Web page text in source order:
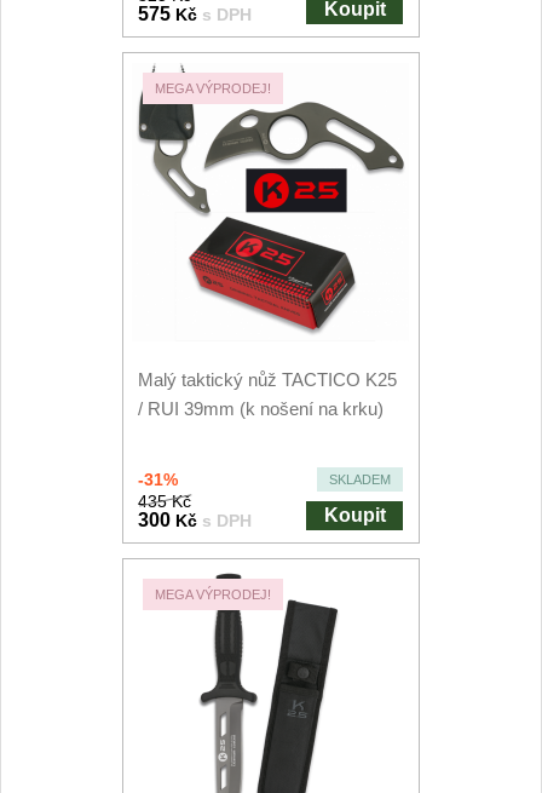
575 Kč s DPH Koupit
MEGA VÝPRODEJ!
Malý taktický nůž TACTICO K25
/ RUI 39mm (k nošení na krku)
-31% SKLADEM
435 Kč
300 Kč s DPH Koupit
MEGA VÝPRODEJ!